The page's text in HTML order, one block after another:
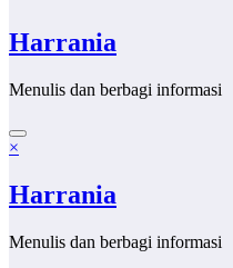
Harrania
Menulis dan berbagi informasi
×
Harrania
Menulis dan berbagi informasi